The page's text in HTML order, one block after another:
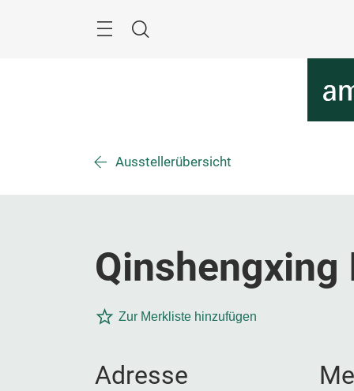
Suche
Ausstellerübersicht
Zur Merkliste hinzufügen
Adresse